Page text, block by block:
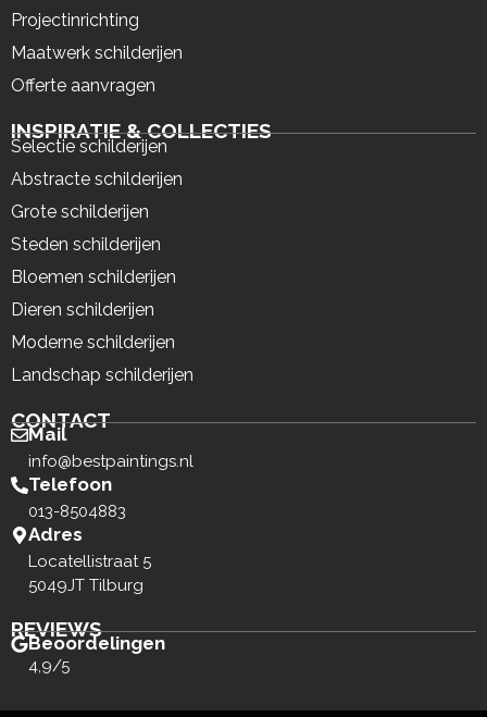
Projectinrichting
Maatwerk schilderijen
Offerte aanvragen
INSPIRATIE & COLLECTIES
Selectie schilderijen
Abstracte schilderijen
Grote schilderijen
Steden schilderijen
Bloemen schilderijen
Dieren schilderijen
Moderne schilderijen
Landschap schilderijen
CONTACT
Mail
info@bestpaintings.nl
Telefoon
013-8504883
Adres
Locatellistraat 5
5049JT Tilburg
REVIEWS
Beoordelingen
4,9/5